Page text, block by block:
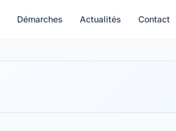
Démarches Actualités Contact